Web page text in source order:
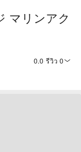
マリンアク
0.0 รีวิว 0